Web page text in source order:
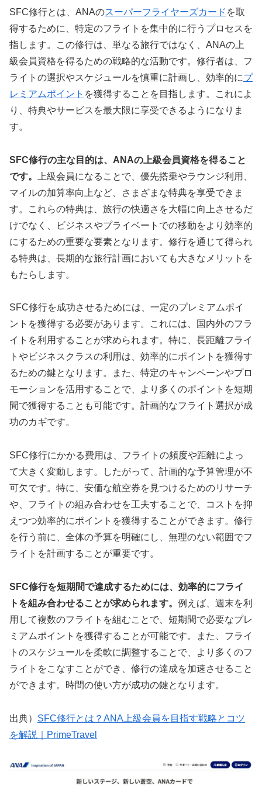
SFC修行とは、ANAのスーパーフライヤーズカード を取
得するために、特定のフライトを集中的に行うプロセスを
指します。この修行は、単なる旅行ではなく、ANAの上
級会員資格を得るための戦略的な活動です。修行者は、フ
ライトの選択やスケジュールを慎重に計画し、効率的にプ
レミアムポイント を獲得することを目指します。これによ
り、特典やサービスを最大限に享受できるようになりま
す。
SFC修行の主な目的は、ANAの上級会員資格を得ること
です。
上級会員になることで、優先搭乗やラウンジ利用、
マイルの加算率向上など、さまざまな特典を享受できま
す。これらの特典は、旅行の快適さを大幅に向上させるだ
けでなく、ビジネスやプライベートでの移動をより効率的
にするための重要な要素となります。修行を通じて得られ
る特典は、長期的な旅行計画においても大きなメリットを
もたらします。
SFC修行を成功させるためには、一定のプレミアムポイ
ントを獲得する必要があります。これには、国内外のフラ
イトを利用することが求められます。特に、長距離フライ
トやビジネスクラスの利用は、効率的にポイントを獲得す
るための鍵となります。また、特定のキャンペーンやプロ
モーションを活用することで、より多くのポイントを短期
間で獲得することも可能です。計画的なフライト選択が成
功のカギです。
SFC修行にかかる費用は、フライトの頻度や距離によっ
て大きく変動します。したがって、計画的な予算管理が不
可欠です。特に、安価な航空券を見つけるためのリサーチ
や、フライトの組み合わせを工夫することで、コストを抑
えつつ効率的にポイントを獲得することができます。修行
を行う前に、全体の予算を明確にし、無理のない範囲でフ
ライトを計画することが重要です。
SFC修行を短期間で達成するためには、効率的にフライ
トを組み合わせることが求められます。 例えば、週末を利
用して複数のフライトを組むことで、短期間で必要なプレ
ミアムポイントを獲得することが可能です。また、フライ
トのスケジュールを柔軟に調整することで、より多くのフ
ライトをこなすことができ、修行の達成を加速させること
ができます。時間の使い方が成功の鍵となります。
出典） SFC修行とは？ANA上級会員を目指す戦略とコツ
を解説｜PrimeTravel